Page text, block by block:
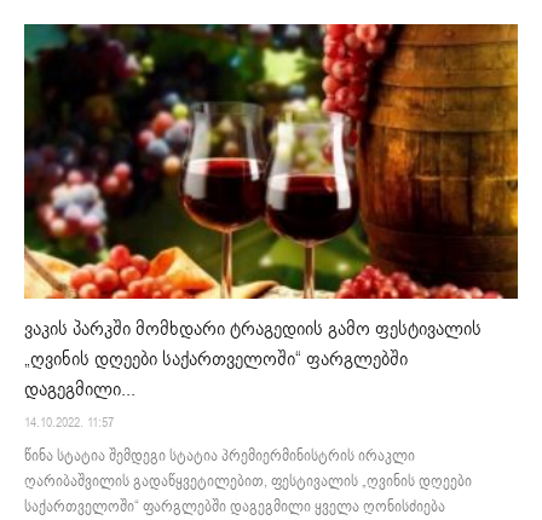
ვაკის პარკში მომხდარი ტრაგედიის გამო ფესტივალის
„ღვინის დღეები საქართველოში“ ფარგლებში
დაგეგმილი...
14.10.2022. 11:57
წინა სტატია შემდეგი სტატია პრემიერმინისტრის ირაკლი
ღარიბაშვილის გადაწყვეტილებით, ფესტივალის „ღვინის დღეები
საქართველოში“ ფარგლებში დაგეგმილი ყველა ღონისძიება